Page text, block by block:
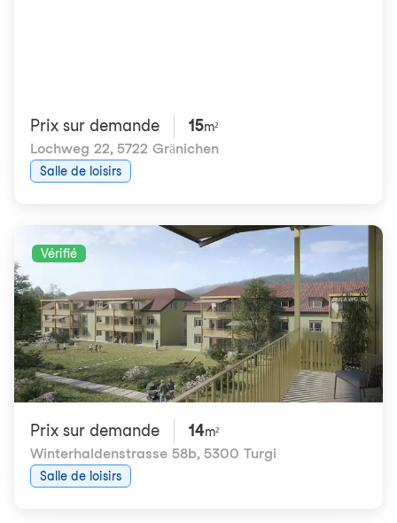
Prix ​​sur demande 15m²
Lochweg 22, 5722 Gränichen
Salle de loisirs
Vérifié
Prix ​​sur demande 14m²
Winterhaldenstrasse 58b, 5300 Turgi
Salle de loisirs